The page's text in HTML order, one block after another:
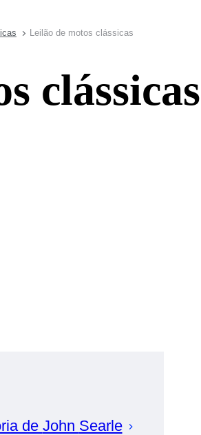
Leilão de motos clássicas
clássicas
de John Searle